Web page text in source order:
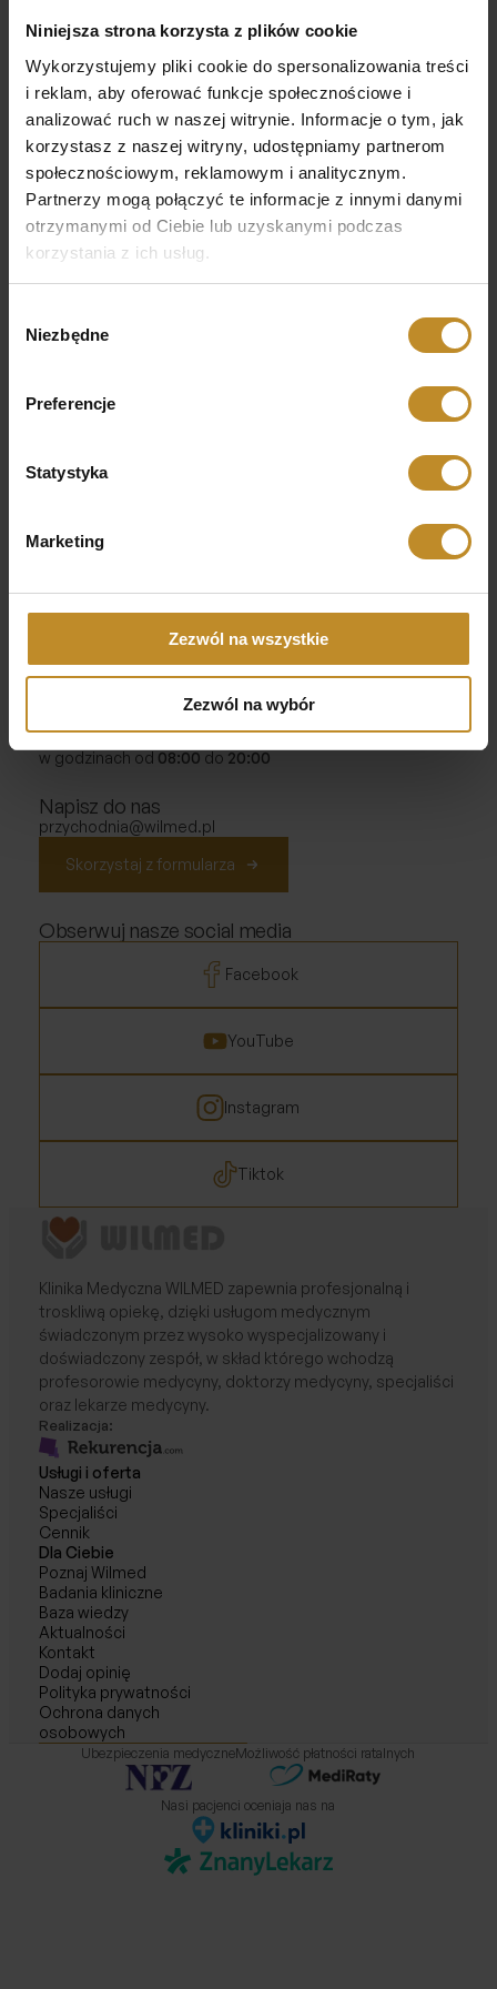
Niniejsza strona korzysta z plików cookie
Wykorzystujemy pliki cookie do spersonalizowania treści
i reklam, aby oferować funkcje społecznościowe i
analizować ruch w naszej witrynie. Informacje o tym, jak
korzystasz z naszej witryny, udostępniamy partnerom
społecznościowym, reklamowym i analitycznym.
Partnerzy mogą połączyć te informacje z innymi danymi
otrzymanymi od Ciebie lub uzyskanymi podczas
korzystania z ich usług.
zgody
Niezbędne
Preferencje
Statystyka
Marketing
Zezwól na wszystkie
Zezwól na wybór
22 651 98 60
692 407 540
ul. Wiktorii Wiedeńskiej 9a lok.U2
02-954 Warszawa - Wilanów
Inspektor danych osobowych
Katarzyna Mączyńska - MBRK
inspektor@mbrk.pl
Godziny otwarcia
Od poniedziałku do piątku
w godzinach od 08:00 do 20:00
Napisz do nas
przychodnia@wilmed.pl
Skorzystaj z formularza
Obserwuj nasze social media
Facebook
YouTube
Instagram
Tiktok
Klinika Medyczna WILMED zapewnia profesjonalną i
troskliwą opiekę, dzięki usługom medycznym
świadczonym przez wysoko wyspecjalizowany i
doświadczony zespół, w skład którego wchodzą
profesorowie medycyny, doktorzy medycyny, specjaliści
oraz lekarze medycyny.
Realizacja:
Usługi i oferta
Nasze usługi
Specjaliści
Cennik
Dla Ciebie
Poznaj Wilmed
Badania kliniczne
Baza wiedzy
Aktualności
Kontakt
Dodaj opinię
Polityka prywatności
Ochrona danych
osobowych
Ubezpieczenia medyczneMożliwość płatności ratalnych
Nasi pacjenci oceniaja nas na